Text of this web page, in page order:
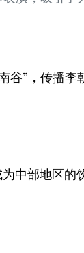
谷”，传播李
中部地区的